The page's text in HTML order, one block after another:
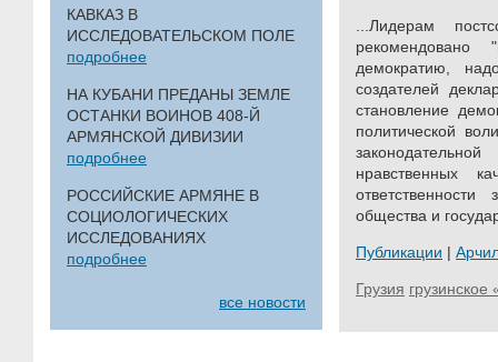
КАВКАЗ В
ИССЛЕДОВАТЕЛЬСКОМ ПОЛЕ
подробнее
НА КУБАНИ ПРЕДАНЫ ЗЕМЛЕ
ОСТАНКИ ВОИНОВ 408-Й
АРМЯНСКОЙ ДИВИЗИИ
подробнее
РОССИЙСКИЕ АРМЯНЕ В
СОЦИОЛОГИЧЕСКИХ
ИССЛЕДОВАНИЯХ
подробнее
все новости
...Лидерам
рекомендовано
демократию,
создателей
становление
политической
нравственных
общества и
Публикации |
Грузия грузинское